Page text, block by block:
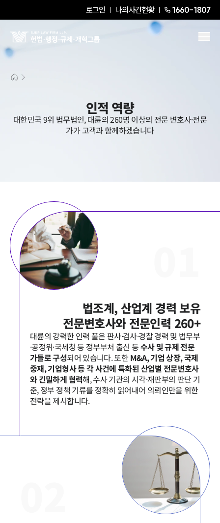
로그인 나의사건현황 1660-1807
인적 역량
대한민국 9위 법무법인, 대륜의 260명 이상의 전문 변호사·전문
가가 고객과 함께하겠습니다
법조계, 산업계 경력 보유
전문변호사와 전문인력 260+
대륜의 강력한 인력 풀은 판사·검사·경찰 경력 및 법무부
·공정위·국세청 등 정부부처 출신 등 수사 및 규제 전문
가들로 구성되어 있습니다. 또한 M&A, 기업 상장, 국제
중재, 기업형사 등 각 사건에 특화된 산업별 전문변호사
와 긴밀하게 협력해, 수사 기관의 시각·재판부의 판단 기
준, 정부 정책 기류를 정확히 읽어내어 의뢰인만을 위한
전략을 제시합니다.